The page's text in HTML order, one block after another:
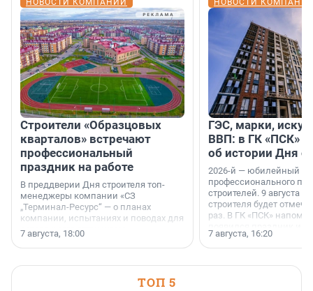
НОВОСТИ КОМПАНИЙ
Строители «Образцовых
кварталов» встречают
профессиональный
праздник на работе
В преддверии Дня строителя топ-
менеджеры компании «СЗ
„Терминал-Ресурс“ — о планах
компании, испытаниях и поводах для
осторожного оптимизма.
7 августа, 18:00
НОВОСТИ
ГЭС, марки,
ВВП: в ГК «ПСК»
об истории Дня
2026-й — юбилейный
профессионального
строителей. 9 августа
строителя будет
раз. В ГК «ПСК»
поменялась роль
7 августа, 16:20
ТОП 5